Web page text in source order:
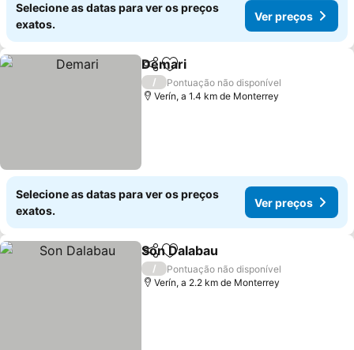
Selecione as datas para ver os preços
exatos.
Ver preços
PartilharAdicionar aos favoritos
Demari
/
Pontuação não disponível
Verín, a 1.4 km de Monterrey
Selecione as datas para ver os preços
exatos.
Ver preços
PartilharAdicionar aos favoritos
Son Dalabau
/
Pontuação não disponível
Verín, a 2.2 km de Monterrey